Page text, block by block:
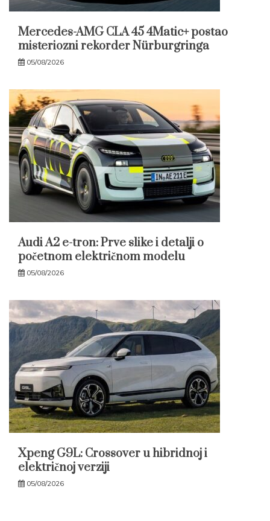
Mercedes-AMG CLA 45 4Matic+ postao
misteriozni rekorder Nürburgringa
05/08/2026
Audi A2 e-tron: Prve slike i detalji o
početnom električnom modelu
05/08/2026
Xpeng G9L: Crossover u hibridnoj i
električnoj verziji
05/08/2026